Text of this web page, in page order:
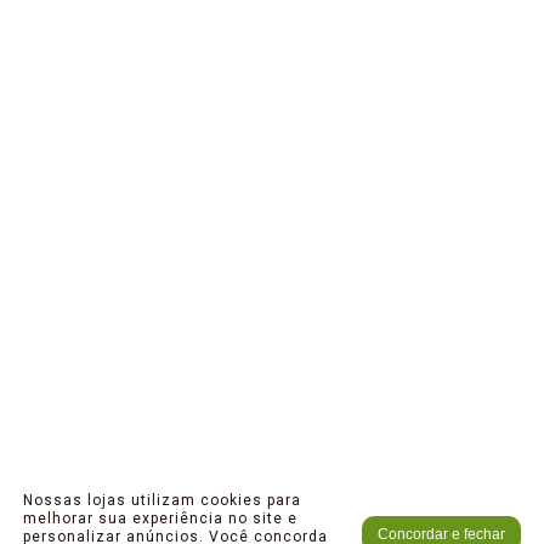
Nossas lojas utilizam cookies para
melhorar sua experiência no site e
personalizar anúncios. Você concorda
Concordar e fechar